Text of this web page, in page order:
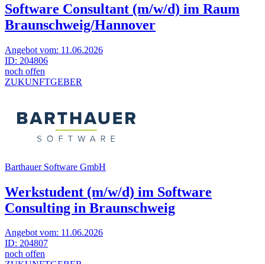
Software Consultant (m/w/d) im Raum
Braunschweig/Hannover
Angebot vom: 11.06.2026
ID: 204806
noch offen
ZUKUNFTGEBER
Barthauer Software GmbH
Werkstudent (m/w/d) im Software
Consulting in Braunschweig
Angebot vom: 11.06.2026
ID: 204807
noch offen